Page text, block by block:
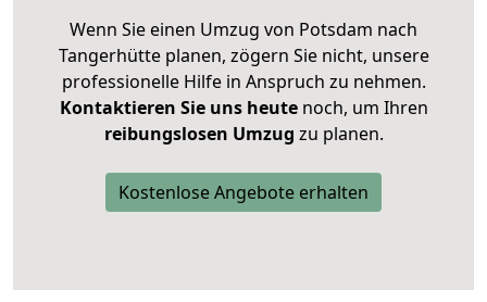
Wenn Sie einen Umzug von Potsdam nach
Tangerhütte planen, zögern Sie nicht, unsere
professionelle Hilfe in Anspruch zu nehmen.
Kontaktieren Sie uns heutenoch, um Ihren
reibungslosen Umzug zu planen.
Kostenlose Angebote erhalten